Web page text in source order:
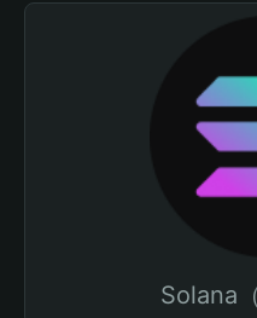
Solana